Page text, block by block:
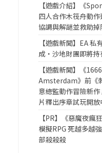
【遊戲介紹】《
四人合作木筏舟動
協調與解謎並救助掉
【遊戲新聞】EA 私
成・沙地財團即將
【遊戲新聞】《
Amsterdam》前《
意總監動作冒險新
片釋出序章試玩開放
【PR】《惡魔夜瘋
模擬RPG 死越多越
部殺殺殺